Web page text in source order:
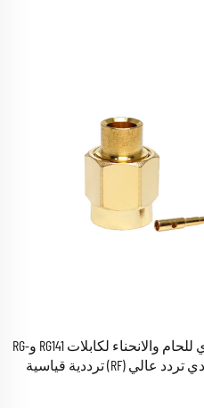
الشركة المصنِّعة: قابض SMA ذكري للحام والانحناء لكابلات RG141 وRG-